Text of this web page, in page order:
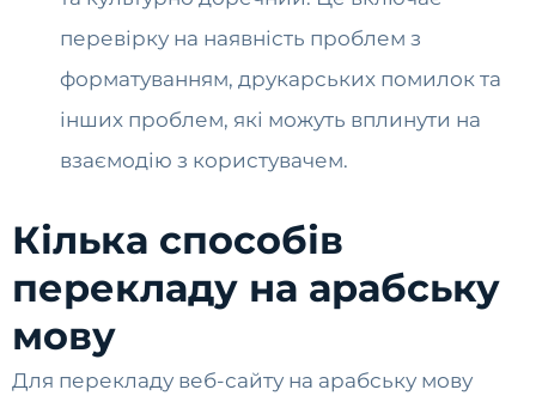
перевірку на наявність проблем з
форматуванням, друкарських помилок та
інших проблем, які можуть вплинути на
взаємодію з користувачем.
Кілька способів
перекладу на арабську
мову
Для перекладу веб-сайту на арабську мову